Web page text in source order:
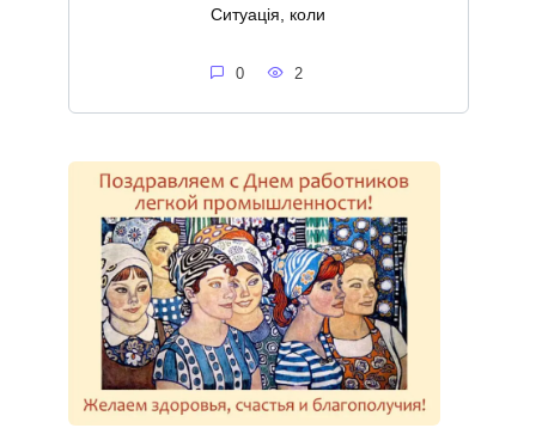
Ситуація, коли
0 2